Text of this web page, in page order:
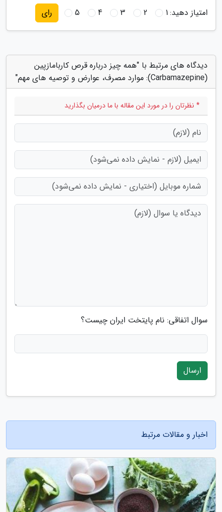
امتیاز دهید:1
2
3
4
5 رای
دیدگاه های مرتبط با "همه چیز درباره قرص کاربامازپین
(Carbamazepine): موارد مصرف، عوارض و توصیه های مهم"
* نظرتان را در مورد این مقاله با ما درمیان بگذارید
سوال اتفاقی: نام پایتخت ایران چیست؟
ارسال
اخبار و مقالات مرتبط